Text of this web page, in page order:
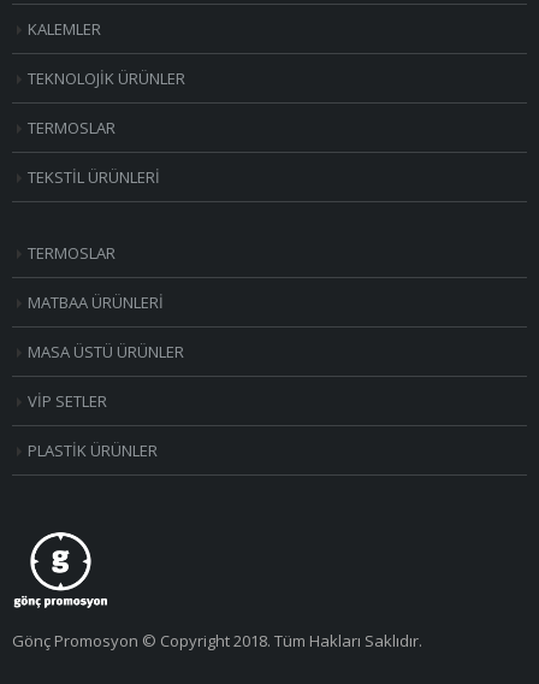
KALEMLER
TEKNOLOJİK ÜRÜNLER
TERMOSLAR
TEKSTİL ÜRÜNLERİ
TERMOSLAR
MATBAA ÜRÜNLERİ
MASA ÜSTÜ ÜRÜNLER
VİP SETLER
PLASTİK ÜRÜNLER
Gönç Promosyon © Copyright 2018. Tüm Hakları Saklıdır.